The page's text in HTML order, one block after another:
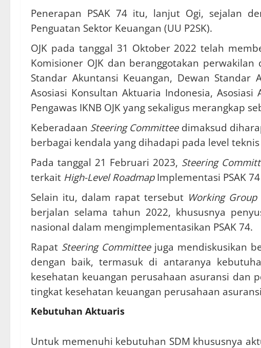
Penerapan PSAK 74 itu, lanjut Ogi, sejalan
Penguatan Sektor Keuangan (UU P2SK).
OJK pada tanggal 31 Oktober 2022 telah
Komisioner OJK dan beranggotakan
Standar Akuntansi Keuangan, Dewan Standar
Asosiasi Konsultan Aktuaria Indonesia,
Pengawas IKNB OJK yang sekaligus merangkap
Keberadaan Steering Committee dimaksud
berbagai kendala yang dihadapi pada level
Pada tanggal 21 Februari 2023, Steering
terkait High-Level Roadmap Implementasi PSAK
Selain itu, dalam rapat tersebut Working Group
berjalan selama tahun 2022, khususnya
nasional dalam mengimplementasikan PSAK 74.
Rapat Steering Committee juga mendiskusikan
dengan baik, termasuk di antaranya
kesehatan keuangan perusahaan asuransi dan
tingkat kesehatan keuangan perusahaan
Kebutuhan Aktuaris
Untuk memenuhi kebutuhan SDM khususnya